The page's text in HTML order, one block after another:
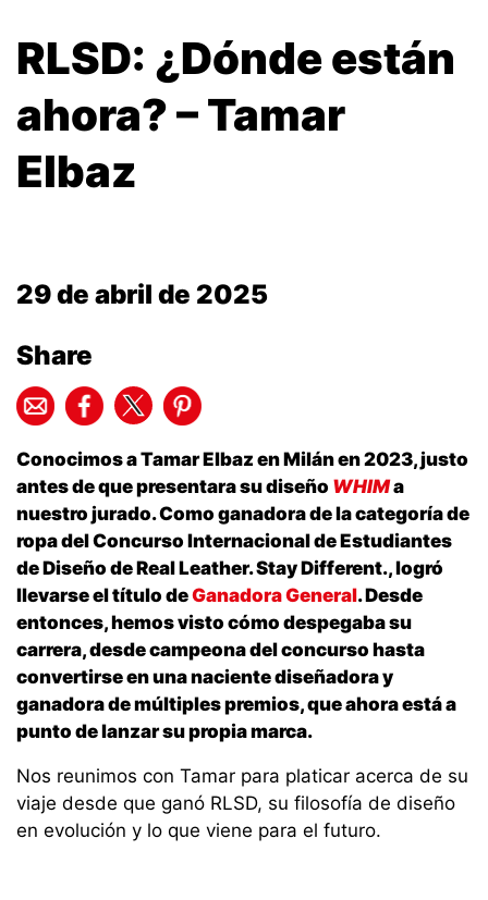
RLSD: ¿Dónde están
ahora? – Tamar
Elbaz
29 de abril de 2025
Share
Conocimos a Tamar Elbaz en Milán en 2023, justo
antes de que presentara su diseño WHIMa
nuestro jurado. Como ganadora de la categoría de
ropa del Concurso Internacional de Estudiantes
de Diseño de Real Leather. Stay Different., logró
llevarse el título deGanadora General. Desde
entonces, hemos visto cómo despegaba su
carrera, desde campeona del concurso hasta
convertirse en una naciente diseñadora y
ganadora de múltiples premios, que ahora está a
punto de lanzar su propia marca.
Nos reunimos con Tamar para platicar acerca de su
viaje desde que ganó RLSD, su filosofía de diseño
en evolución y lo que viene para el futuro.